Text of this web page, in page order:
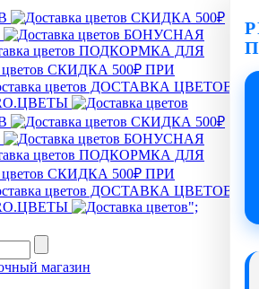
СКИДКА 500₽
БОНУСНАЯ
ПОДКОРМКА ДЛЯ
СКИДКА 500₽ ПРИ
ДОСТАВКА ЦВЕТОВ
СКИДКА 500₽
БОНУСНАЯ
ПОДКОРМКА ДЛЯ
СКИДКА 500₽ ПРИ
ДОСТАВКА ЦВЕТОВ
";